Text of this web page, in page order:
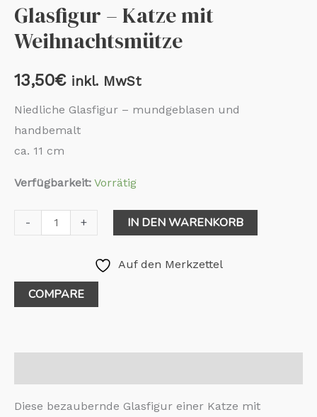
Glasfigur – Katze mit
Weihnachtsmütze
13,50€ inkl. MwSt
Niedliche Glasfigur – mundgeblasen und
handbemalt
ca. 11 cm
Verfügbarkeit: Vorrätig
- + IN DEN WARENKORB
Auf den Merkzettel
COMPARE
Diese bezaubernde Glasfigur einer Katze mit